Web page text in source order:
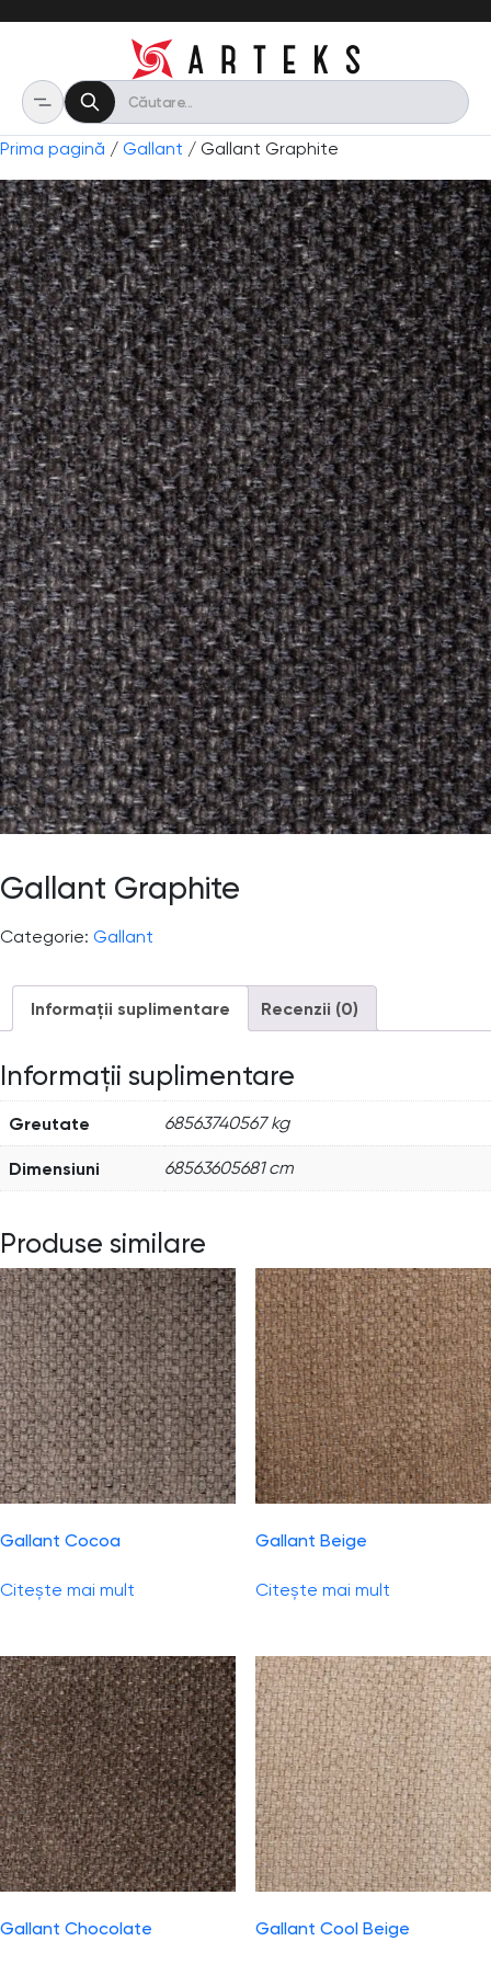
Prima pagină / Gallant / Gallant Graphite
Gallant Graphite
Categorie: Gallant
Informații suplimentare Recenzii (0)
Informații suplimentare
Greutate 68563740567 kg
Dimensiuni 68563605681 cm
Produse similare
Gallant Cocoa
Citește mai mult
Gallant Beige
Citește mai mult
Gallant Chocolate Gallant Cool Beige